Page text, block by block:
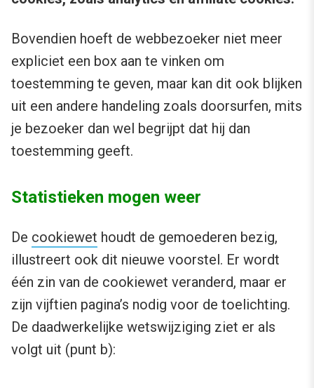
Bovendien hoeft de webbezoeker niet meer
expliciet een box aan te vinken om
toestemming te geven, maar kan dit ook blijken
uit een andere handeling zoals doorsurfen, mits
je bezoeker dan wel begrijpt dat hij dan
toestemming geeft.
Statistieken mogen weer
De cookiewet houdt de gemoederen bezig,
illustreert ook dit nieuwe voorstel. Er wordt
één zin van de cookiewet veranderd, maar er
zijn vijftien pagina’s nodig voor de toelichting.
De daadwerkelijke wetswijziging ziet er als
volgt uit (punt b):